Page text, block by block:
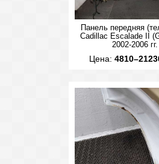
Панель передняя
Cadillac Escalade II
2002-2006 гг.
Цена: